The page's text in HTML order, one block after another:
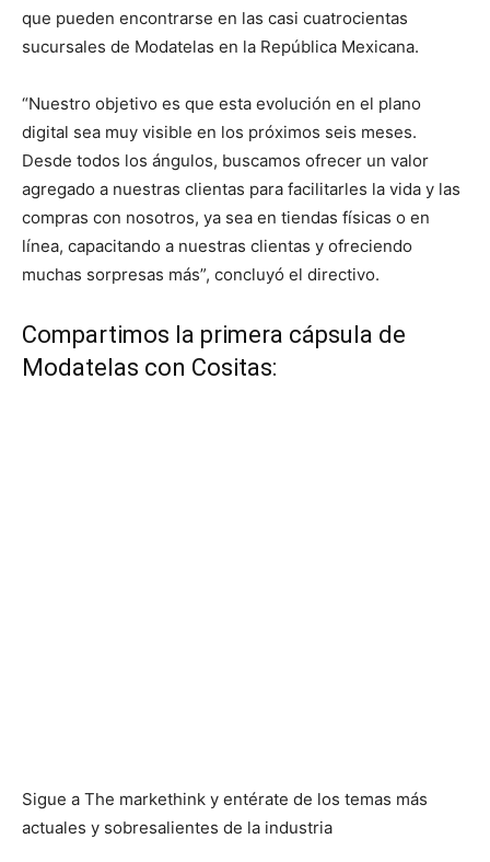
que pueden encontrarse en las casi cuatrocientas
sucursales de Modatelas en la República Mexicana.
“Nuestro objetivo es que esta evolución en el plano
digital sea muy visible en los próximos seis meses.
Desde todos los ángulos, buscamos ofrecer un valor
agregado a nuestras clientas para facilitarles la vida y las
compras con nosotros, ya sea en tiendas físicas o en
línea, capacitando a nuestras clientas y ofreciendo
muchas sorpresas más”, concluyó el directivo.
Compartimos la primera cápsula de
Modatelas con Cositas:
Sigue a The markethink y entérate de los temas más
actuales y sobresalientes de la industria